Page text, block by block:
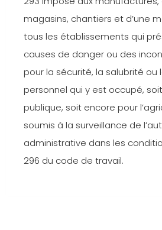
magasins, chantiers et d’une
tous les établissements qui
causes de danger ou des
pour la sécurité, la salubrité ou
personnel qui y est occupé,
publique, soit encore pour
soumis à la surveillance de
administrative dans les
296 du code de travail.